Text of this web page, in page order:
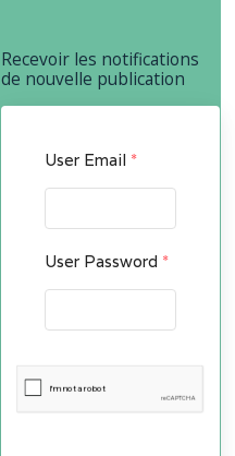
Recevoir les notifications
de nouvelle publication
User Email *
User Password *